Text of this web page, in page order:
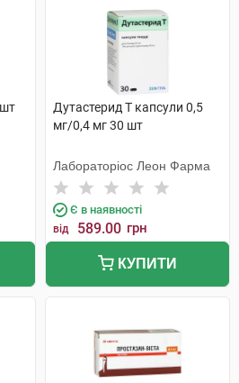
Дутастерид Т капсули 0,5
мг/0,4 мг 30 шт
Лабораторіос Леон Фарма
Є в наявності
від 589.00 грн
КУПИТИ